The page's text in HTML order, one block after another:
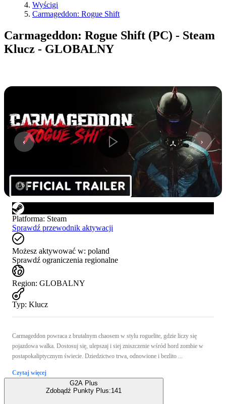
Wyścigi
Carmageddon: Rogue Shift
Carmageddon: Rogue Shift (PC) - Steam
Klucz - GLOBALNY
1/6
Platforma: Steam
Sprawdź przewodnik aktywacji
Możesz aktywować w: poland
Sprawdź ograniczenia regionalne
Region: GLOBALNY
Typ: Klucz
Carmageddon powraca z brutalnym chaosem w stylu roguelite, gdzie liczy się
pojazdowa walka. Dostosuj się, ulepszaj i siej zniszczenie wśród hord zombie w
postapokaliptycznym świecie. Dziedzictwo trwa, odnowione i bezlito ...
Czytaj więcej
G2A Plus
Zdobądź Punkty Plus:141